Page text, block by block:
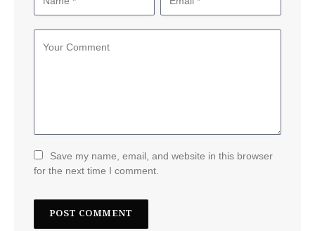
Save my name, email, and website in this browser
for the next time I comment.